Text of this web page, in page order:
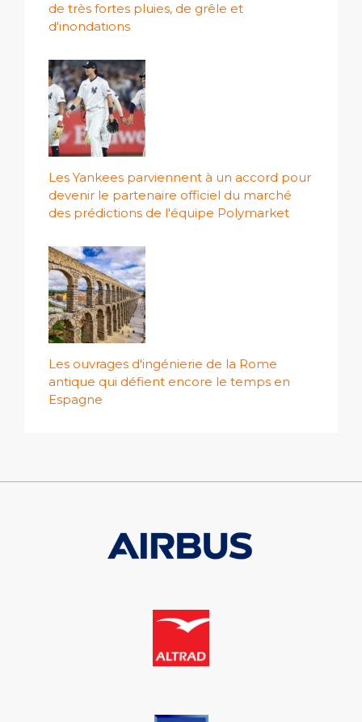
de très fortes pluies, de grêle et
d'inondations
Les Yankees parviennent à un accord pour
devenir le partenaire officiel du marché
des prédictions de l'équipe Polymarket
Les ouvrages d'ingénierie de la Rome
antique qui défient encore le temps en
Espagne